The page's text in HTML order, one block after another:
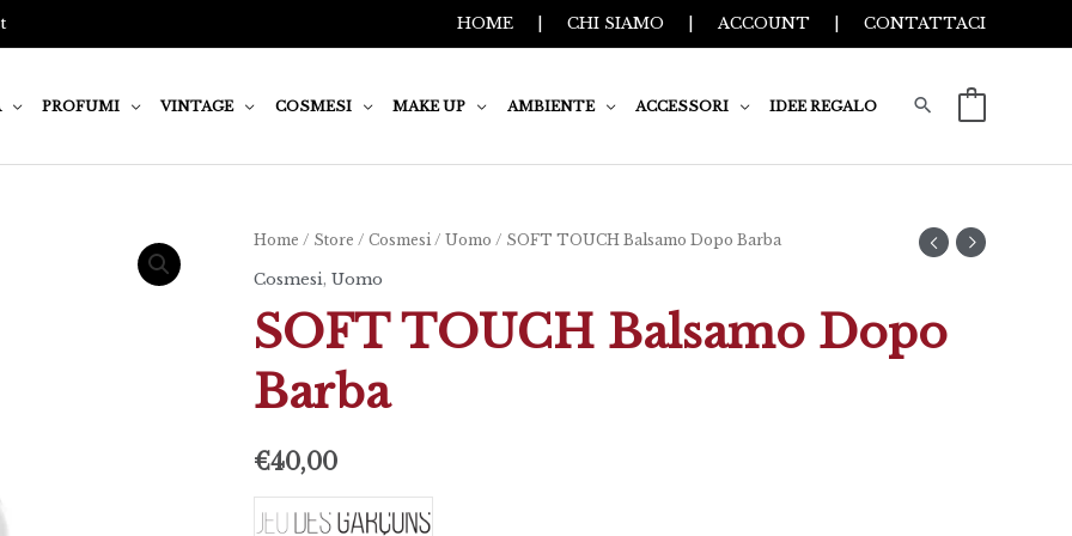
HOME CHI SIAMO |ACCOUNT CONTATTACI
PROFUMI VINTAGE COSMESI MAKE UP AMBIENTE ACCESSORI IDEE REGALO
Home / Store / Cosmesi / Uomo / SOFT TOUCH Balsamo Dopo Barba
Cosmesi, Uomo
SOFT TOUCH Balsamo Dopo
Barba
€40,00